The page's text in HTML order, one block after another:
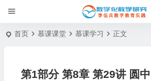
首页 慕课课堂 慕课学习 正文
第1部分 第8章 第29讲 圆